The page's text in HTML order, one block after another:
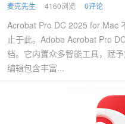
麦克先生 4160浏览 0评论
Acrobat Pro DC 2025 for Mac
止于此。Adobe Acrobat Pro
档。它内置众多智能工具，赋
编辑包含丰富...